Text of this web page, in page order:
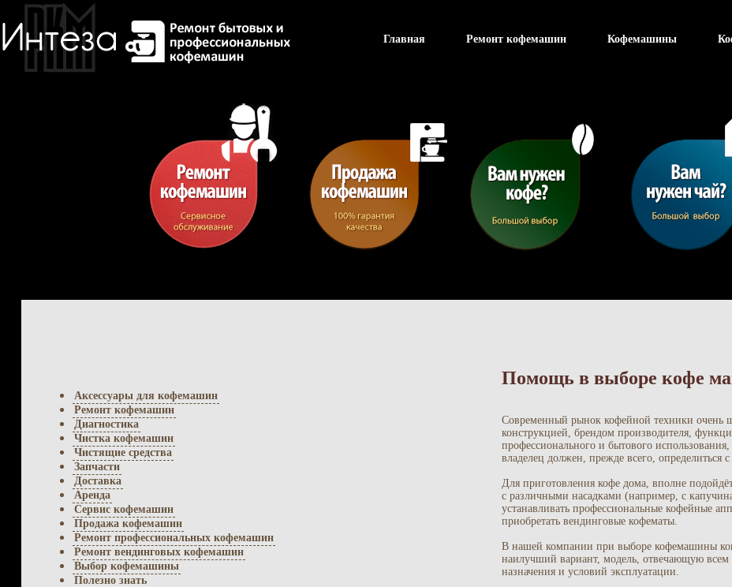
Главная Ремонт кофемашин Кофемашины
Аксессуары для кофемашин
Ремонт кофемашин
Диагностика
Чистка кофемашин
Чистящие средства
Запчасти
Доставка
Аренда
Сервис кофемашин
Продажа кофемашин
Ремонт профессиональных кофемашин
Ремонт вендинговых кофемашин
Выбор кофемашины
Полезно знать
Помощь в выборе кофе
Современный рынок кофейной техники очень
конструкцией, брендом производителя,
профессионального и бытового
владелец должен, прежде всего, определиться
Для приготовления кофе дома, вполне
с различными насадками (например, с
устанавливать профессиональные кофейные
приобретать вендинговые кофематы.
В нашей компании при выборе кофемашины
наилучший вариант, модель, отвечающую всем
назначения и условий эксплуатации.
Отправить заявку
Ваше имя
Ваши контакты